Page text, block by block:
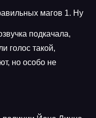
магов 1. Ну
подкачала,
голос такой,
но особо не